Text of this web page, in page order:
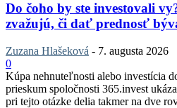
Do čoho by ste investovali
zvažujú, či dať prednosť
Zuzana Hlašeková - 7. augusta 2026
0
Kúpa nehnuteľnosti alebo investícia
prieskum spoločnosti 365.invest
pri tejto otázke delia takmer na dve